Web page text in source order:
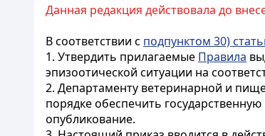
Данная редакция действовала до
В соответствии с подпунктом 30)
1. Утвердить прилагаемые Правила
эпизоотической ситуации на
2. Департаменту ветеринарной и
порядке обеспечить государственную
опубликование.